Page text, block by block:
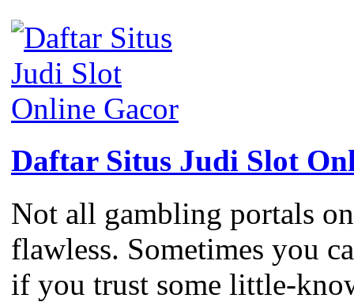
Daftar Situs Judi Slot
Not all gambling portals
flawless. Sometimes you
if you trust some little-